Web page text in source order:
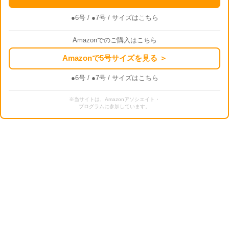
●6号/ ●7号/ サイズはこちら
Amazonでのご購入はこちら
Amazonで5号サイズを見る ＞
●6号/ ●7号/ サイズはこちら
※当サイトは、Amazonアソシエイト・
プログラムに参加しています。